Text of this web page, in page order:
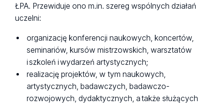
ŁPA. Przewiduje ono m.in. szereg wspólnych działań
uczelni:
organizację konferencji naukowych, koncertów,
seminariów, kursów mistrzowskich, warsztatów
i szkoleń i wydarzeń artystycznych;
realizację projektów, w tym naukowych,
artystycznych, badawczych, badawczo-
rozwojowych, dydaktycznych, a także służących